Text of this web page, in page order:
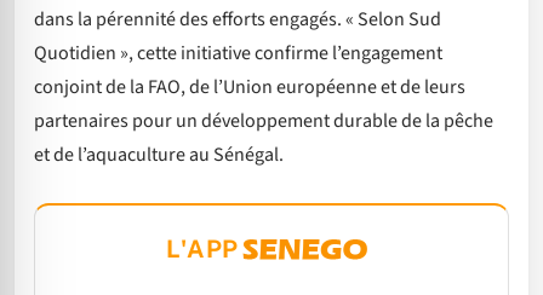
dans la pérennité des efforts engagés. « Selon Sud
Quotidien », cette initiative confirme l’engagement
conjoint de la FAO, de l’Union européenne et de leurs
partenaires pour un développement durable de la pêche
et de l’aquaculture au Sénégal.
L'APP